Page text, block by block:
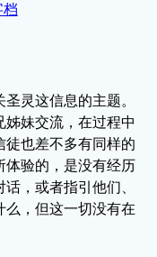
档
灵这信息的主题。
姊妹交流，在过程中
徒也差不多有同样的
体验的，是没有经历
，或者指引他们、
么，但这一切没有在